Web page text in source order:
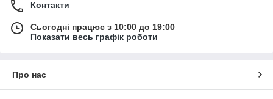
Контакти
Сьогодні працює з 10:00 до 19:00
Показати весь графік роботи
Про нас